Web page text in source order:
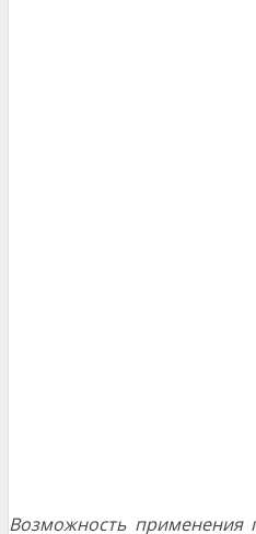
Возможность применения